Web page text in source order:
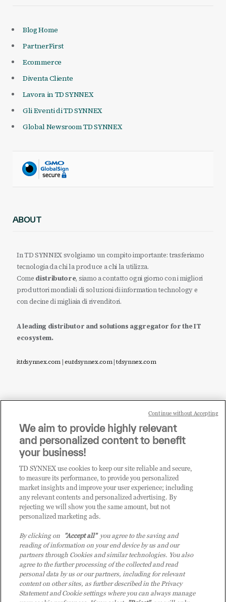
Blog Home
PartnerFirst
Ecommerce
Diventa Cliente
Lavora in TD SYNNEX
Gli Eventi di TD SYNNEX
Global Newsroom TD SYNNEX
ABOUT
In TD SYNNEX svolgiamo un compito importante: trasferiamo
tecnologia da chi la produce a chi la utilizza.
Come distributore, siamo a contatto ogni giorno con i migliori
produttori mondiali di soluzioni di information technology e
con decine di migliaia di rivenditori.
A leading distributor and solutions aggregator for the IT
ecosystem.
it.tdsynnex.com|eu.tdsynnex.com|tdsynnex.com
Sei un rivenditore di tecnologia e desideri acquistare
i prodotti o le soluzioni trattate sul blog?
CLICCA QUI E DIVENTA
CLIENTE TD SYNNEX
We aim to provide highly relevant
and personalized content to benefit
your business!
TD SYNNEX use cookies to keep our site reliable and secure,
to measure its performance, to provide you personalized
market insights and improve your user experience; including
any relevant contents and personalized advertising. By
rejecting we will show you the same amount, but not
personalized marketing ads.
By clicking on "Accept all"you agree to the saving and
reading of information on your end device by us and our
partners through Cookies and similar technologies. You also
agree to the further processing of the collected and read
personal data by us or our partners, including for relevant
content on other sites, as further described in the Privacy
Statement and Cookie settings where you can always manage
Continue without Accepting